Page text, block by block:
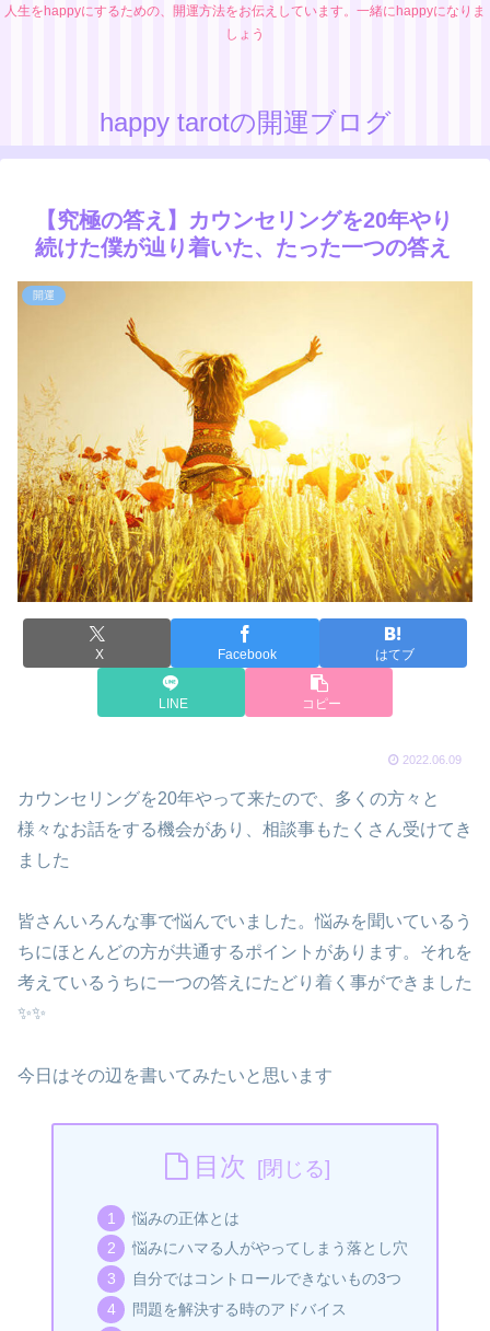
人生をhappyにするための、開運方法をお伝えしています。一緒にhappyになりま
しょう
happy tarotの開運ブログ
【究極の答え】カウンセリングを20年やり
続けた僕が辿り着いた、たった一つの答え
開運
X Facebook はてブ
LINE コピー
2022.06.09
カウンセリングを20年やって来たので、多くの方々と
様々なお話をする機会があり、相談事もたくさん受けてき
ました
皆さんいろんな事で悩んでいました。悩みを聞いているう
ちにほとんどの方が共通するポイントがあります。それを
考えているうちに一つの答えにたどり着く事ができました
✨✨
今日はその辺を書いてみたいと思います
目次
悩みの正体とは
悩みにハマる人がやってしまう落とし穴
自分ではコントロールできないもの3つ
問題を解決する時のアドバイス